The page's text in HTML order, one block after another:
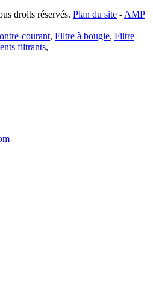
droits réservés. Plan du site - AMP
courant, Filtre à bougie, Filtre
filtrants,